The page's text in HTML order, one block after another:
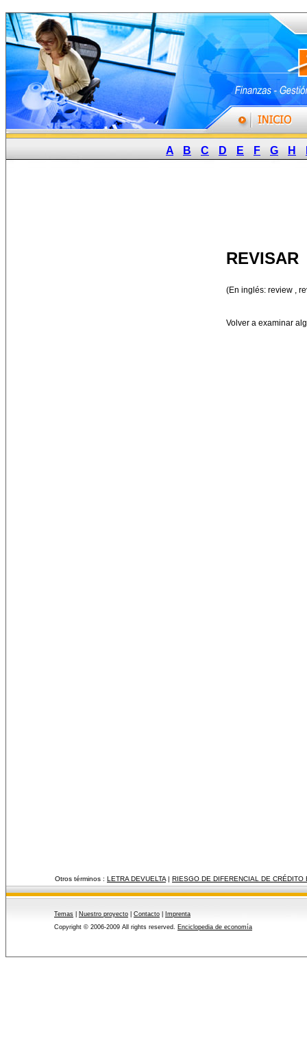
A B C D E F G H
REVISAR
(En inglés: review ,
Volver a examinar
Otros términos : LETRA DEVUELTA | RIESGO DE DIFERENCIAL DE CRÉDITO
Temas Nuestro proyecto Contacto
Imprenta
Copyright © 2006-2009 All rights reserved. Enciclopedia de economía